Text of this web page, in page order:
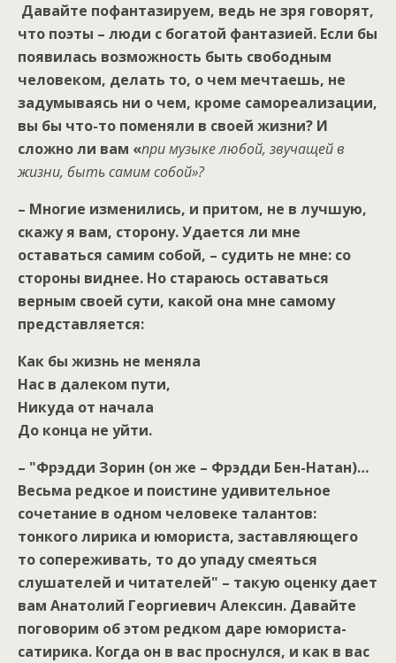
Давайте пофантазируем, ведь не зря говорят,
что поэты – люди с богатой фантазией. Если бы
появилась возможность быть свободным
человеком, делать то, о чем мечтаешь, не
задумываясь ни о чем, кроме самореализации,
вы бы что-то поменяли в своей жизни? И
сложно ли вам «при музыке любой, звучащей в
жизни, быть самим собой»?
– Многие изменились, и притом, не в лучшую,
скажу я вам, сторону. Удается ли мне
оставаться самим собой, – судить не мне: со
стороны виднее. Но стараюсь оставаться
верным своей сути, какой она мне самому
представляется:
Как бы жизнь не меняла
Нас в далеком пути,
Никуда от начала
До конца не уйти.
– "Фрэдди Зорин (он же – Фрэдди Бен-Натан)…
Весьма редкое и поистине удивительное
сочетание в одном человеке талантов:
тонкого лирика и юмориста, заставляющего
то сопереживать, то до упаду смеяться
слушателей и читателей" – такую оценку дает
вам Анатолий Георгиевич Алексин. Давайте
поговорим об этом редком даре юмориста-
сатирика. Когда он в вас проснулся, и как в вас